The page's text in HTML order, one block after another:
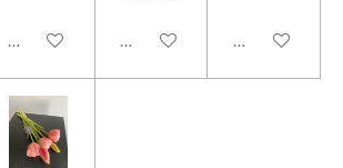
In winkelwagen In winkelwagen In